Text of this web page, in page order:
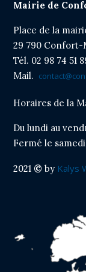
Cliquer sur le titre
Arrêté
Cliquer sur le titre
Mairie de
Place de la
29 790 Confort-
Tél. 02 98 74 51
Mail.
Horaires de la
Du lundi au
Fermé le samedi
2021 © by Kalys